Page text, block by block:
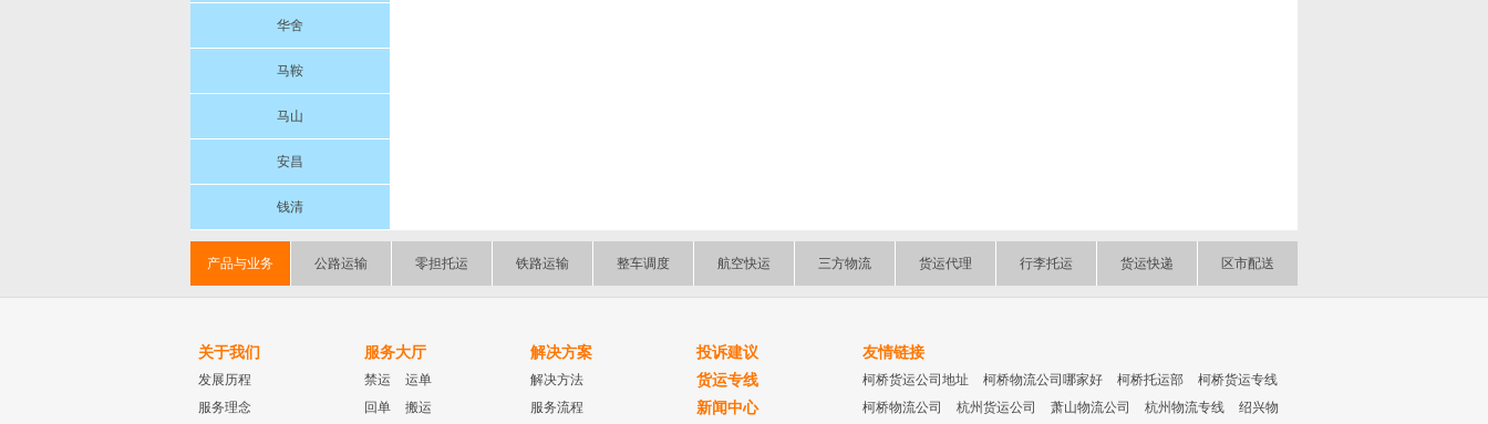
华舍
马鞍
马山
安昌
钱清
产品与业务 公路运输 零担托运 铁路运输 整车调度 航空快运 三方物流 货运代理 行李托运 货运快递 区市配送
关于我们
发展历程
服务理念
服务大厅
禁运
运单
回单
搬运
解决方案
解决方法
服务流程
投诉建议
货运专线
新闻中心
友情链接
柯桥货运公司地址 柯桥物流公司哪家好 柯桥托运部
柯桥货运专线
柯桥物流公司
杭州货运公司 萧山物流公司 杭州物流专线 绍兴物